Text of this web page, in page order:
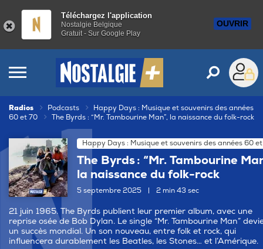
Téléchargez l'application
Nostalgie Belgique
Gratuit - Sur Google Play
OUVRIR
Radios Podcasts
Happy Days : Musique et souvenirs des années
60 et 70
The Byrds : “Mr. Tambourine Man”, la naissance du folk-rock
Happy Days : Musique et souvenirs des années 60
The Byrds : “Mr. Tambourine
la naissance du folk-rock
5 septembre 2025 2 min 43 sec
21 juin 1965. The Byrds publient leur premier album, avec une
reprise osée de Bob Dylan. Le single “Mr. Tambourine Man”
un succès mondial. Un son nouveau, entre folk et rock, qui
influencera durablement les Beatles, les Stones… et l’Amérique.